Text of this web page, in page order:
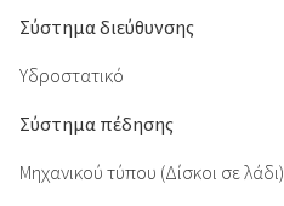
Σύστημα διεύθυνσης
Υδροστατικό
Σύστημα πέδησης
Μηχανικού τύπου (Δίσκοι σε λάδι)